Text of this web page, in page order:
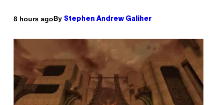
8 hours agoBy Stephen Andrew Galiher